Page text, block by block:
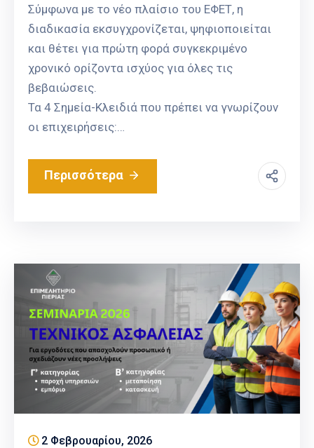
Σύμφωνα με το νέο πλαίσιο του ΕΦΕΤ, η
διαδικασία εκσυγχρονίζεται, ψηφιοποιείται
και θέτει για πρώτη φορά συγκεκριμένο
χρονικό ορίζοντα ισχύος για όλες τις
βεβαιώσεις.
Τα 4 Σημεία-Κλειδιά που πρέπει να γνωρίζουν
οι επιχειρήσεις:…
Περισσότερα
2 Φεβρουαρίου, 2026